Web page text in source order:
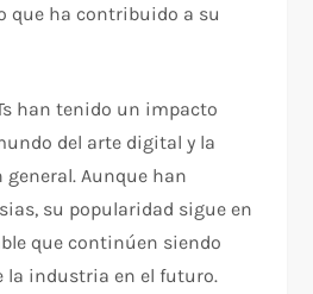
que ha contribuido a su
han tenido un impacto
del arte digital y la
Aunque han
su popularidad sigue en
que continúen siendo
la industria en el futuro.